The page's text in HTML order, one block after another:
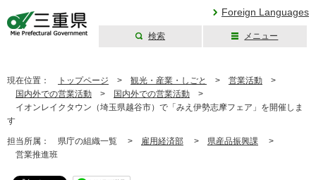
Foreign Languages
検索 メニュー
現在位置： トップページ > 観光・産業・しごと > 営業活動 >
国内外での営業活動 > 国内外での営業活動 >
イオンレイクタウン（埼玉県越谷市）で「みえ伊勢志摩フェア」を開催しま
す
担当所属： 県庁の組織一覧 > 雇用経済部 > 県産品振興課 >
営業推進班